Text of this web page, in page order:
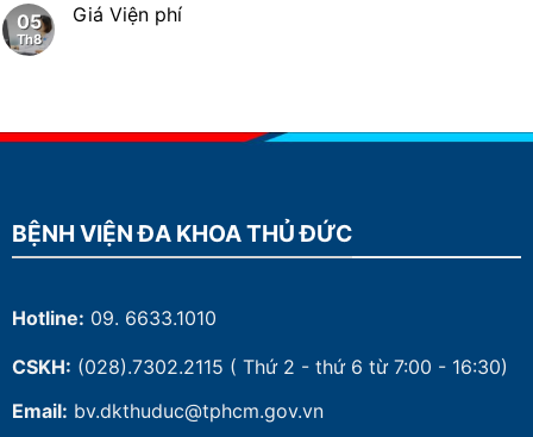
05
Th8
Giá Viện phí
BỆNH VIỆN ĐA KHOA THỦ ĐỨC
Hotline: 09. 6633.1010
CSKH: (028).7302.2115 ( Thứ 2 - thứ 6 từ 7:00 - 16:30)
Email: bv.dkthuduc@tphcm.gov.vn